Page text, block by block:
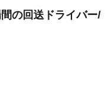
の回送ドライバー/